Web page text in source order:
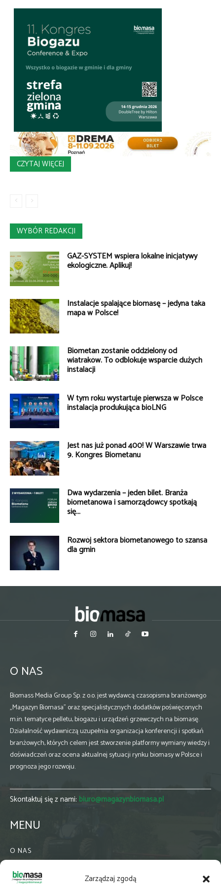
Zarządzaj zgodą
CZYTAJ WIĘCEJ
WYBÓR REDAKCJI
GAZ-SYSTEM wspiera lokalne inicjatywy
ekologiczne. Aplikuj!
Instalacje spalające biomasę – jedyna taka
mapa w Polsce!
Biometan zostanie oddzielony od
wiatraków. To odblokuje wsparcie dużych
instalacji
W tym roku wystartuje pierwsza w Polsce
instalacja produkująca bioLNG
Jest nas już ponad 400! W Warszawie trwa
9. Kongres Biometanu
Dwa wydarzenia – jeden bilet. Branża
biometanowa i samorządowcy spotkają
się...
Rozwój sektora biometanowego to szansa
dla gmin
O NAS
Biomass Media Group Sp. z o.o. jest wydawcą czasopisma branżowego
„Magazyn Biomasa” oraz specjalistycznych dodatków poświęconych
m.in. tematyce pelletu, biogazu i urządzeń grzewczych na biomasę.
Działalność wydawniczą uzupełnia organizacja konferencji i spotkań
branżowych, których celem jest stworzenie platformy wymiany wiedzy i
doświadczeń oraz ocena aktualnej sytuacji rynku biomasy w Polsce i
prognoza jego rozwoju.
Skontaktuj się z nami: biuro@magazynbiomasa.pl
MENU
O NAS
WSPÓŁPRACA